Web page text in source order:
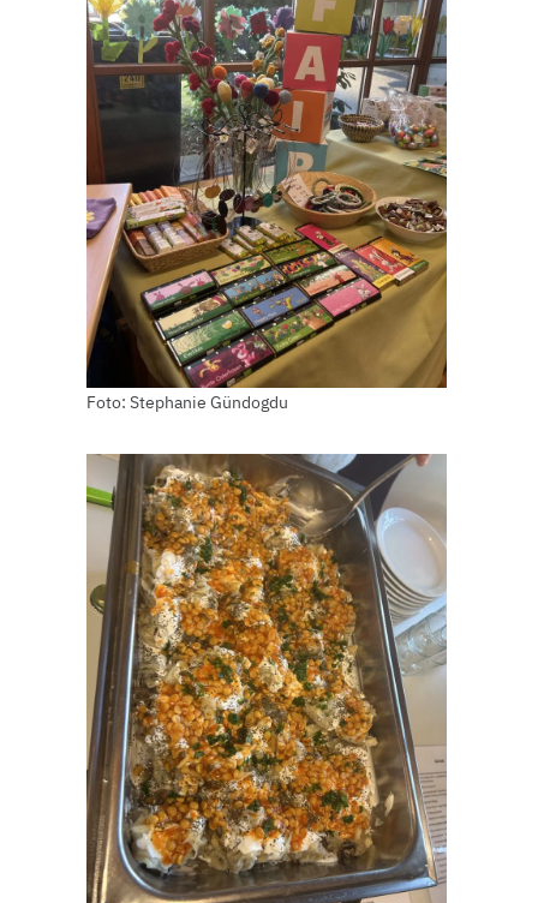
Foto: Stephanie Gündogdu